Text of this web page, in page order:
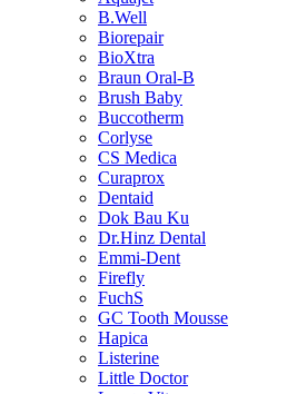
B.Well
Biorepair
BioXtra
Braun Oral-B
Brush Baby
Buccotherm
Corlyse
CS Medica
Curaprox
Dentaid
Dok Bau Ku
Dr.Hinz Dental
Emmi-Dent
Firefly
FuchS
GC Tooth Mousse
Hapica
Listerine
Little Doctor